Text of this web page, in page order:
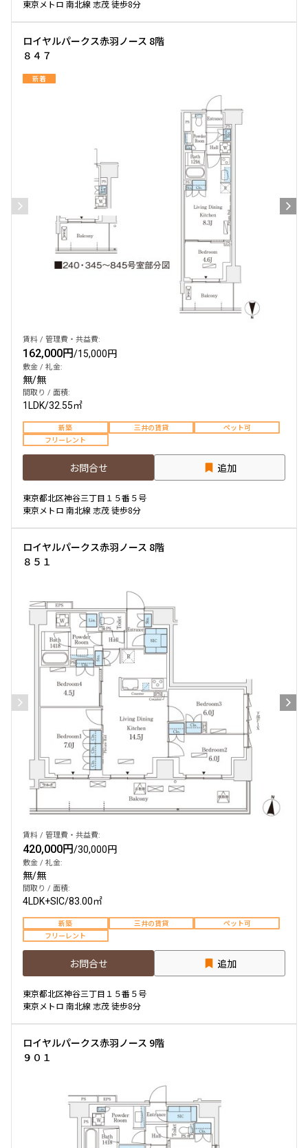
東京メトロ 南北線 志茂 徒歩8分
ロイヤルパークス赤羽ノース 8階
８４７
新着
賃料 / 管理費・共益費:
162,000円/15,000円
敷金 / 礼金:
無/無
間取り / 面積:
1LDK/32.55㎡
新築 三井の賃貸
ペット可
フリーレント
お問合せ 追加
東京都北区神谷三丁目１５番５号
東京メトロ 南北線 志茂 徒歩8分
ロイヤルパークス赤羽ノース 8階
８５１
賃料 / 管理費・共益費:
420,000円/30,000円
敷金 / 礼金:
無/無
間取り / 面積:
4LDK+SIC/83.00㎡
新築 三井の賃貸
ペット可
フリーレント
お問合せ 追加
東京都北区神谷三丁目１５番５号
東京メトロ 南北線 志茂 徒歩8分
ロイヤルパークス赤羽ノース 9階
９０１